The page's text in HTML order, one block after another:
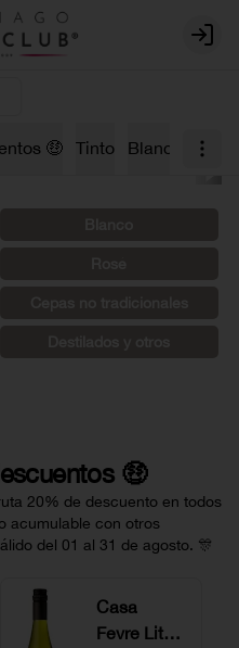
Login
🤑 Tinto Blanco
🤑
20% de descuento en todos
acumulable con otros
del 01 al 31 de agosto. 🎊
Casa
Fevre Little